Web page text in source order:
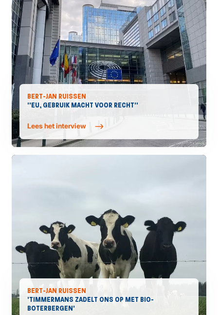
BERT-JAN RUISSEN
''EU, GEBRUIK MACHT VOOR RECHT''
Lees het interview
BERT-JAN RUISSEN
'TIMMERMANS ZADELT ONS OP MET BIO-
BOTERBERGEN'